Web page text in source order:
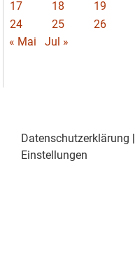
17
18 19
24
25 26
« Mai
Jul »
Datenschutzerklärung |
Einstellungen